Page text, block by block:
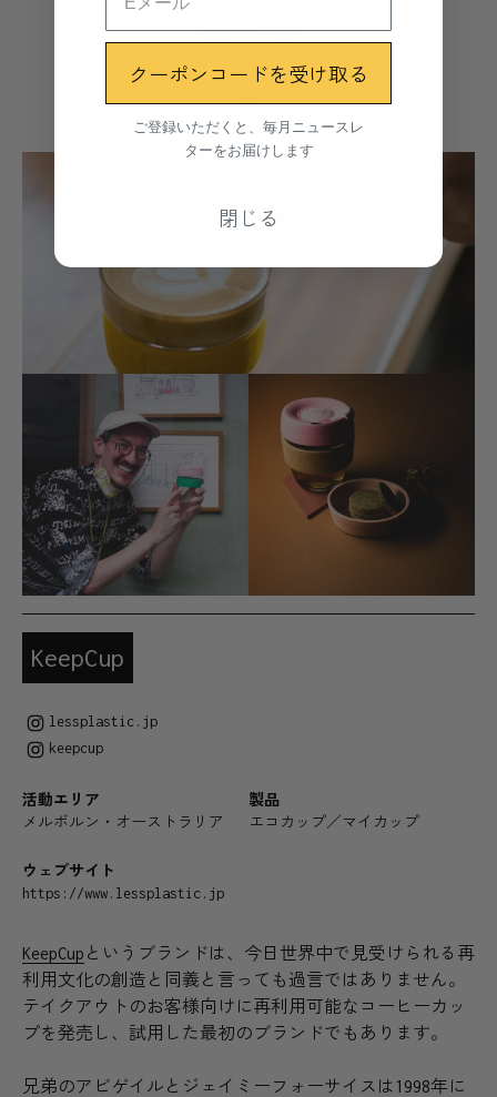
アビゲイルー・フォーサイ
ス
KeepCup
lessplastic.jp
keepcup
活動エリア
メルボルン・オーストラリア
製品
エコカップ／マイカップ
ウェブサイト
https://www.lessplastic.jp
KeepCup というブランドは、今日世界中で見受けられる再
利用文化の創造と同義と言っても過言ではありません。
テイクアウトのお客様向けに再利用可能なコーヒーカッ
プを発売し、試用した最初のブランドでもあります。
兄弟のアビゲイルとジェイミーフォーサイスは1998年に
クーポンコードを受け取る
ご登録いただくと、毎月ニュースレ
ターをお届けします
閉じる